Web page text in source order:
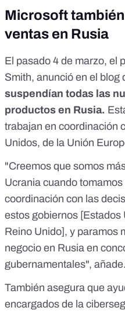
Microsoft
ventas en Rusia
El pasado 4 de marzo, el
Smith, anunció en el blog
suspendían todas las
productos en Rusia.
trabajan en coordinación
Unidos, de la Unión
"Creemos que somos
Ucrania cuando
coordinación con las
estos gobiernos [Estados
Reino Unido], y paramos
negocio en Rusia en
gubernamentales", añade.
También asegura que
encargados de la